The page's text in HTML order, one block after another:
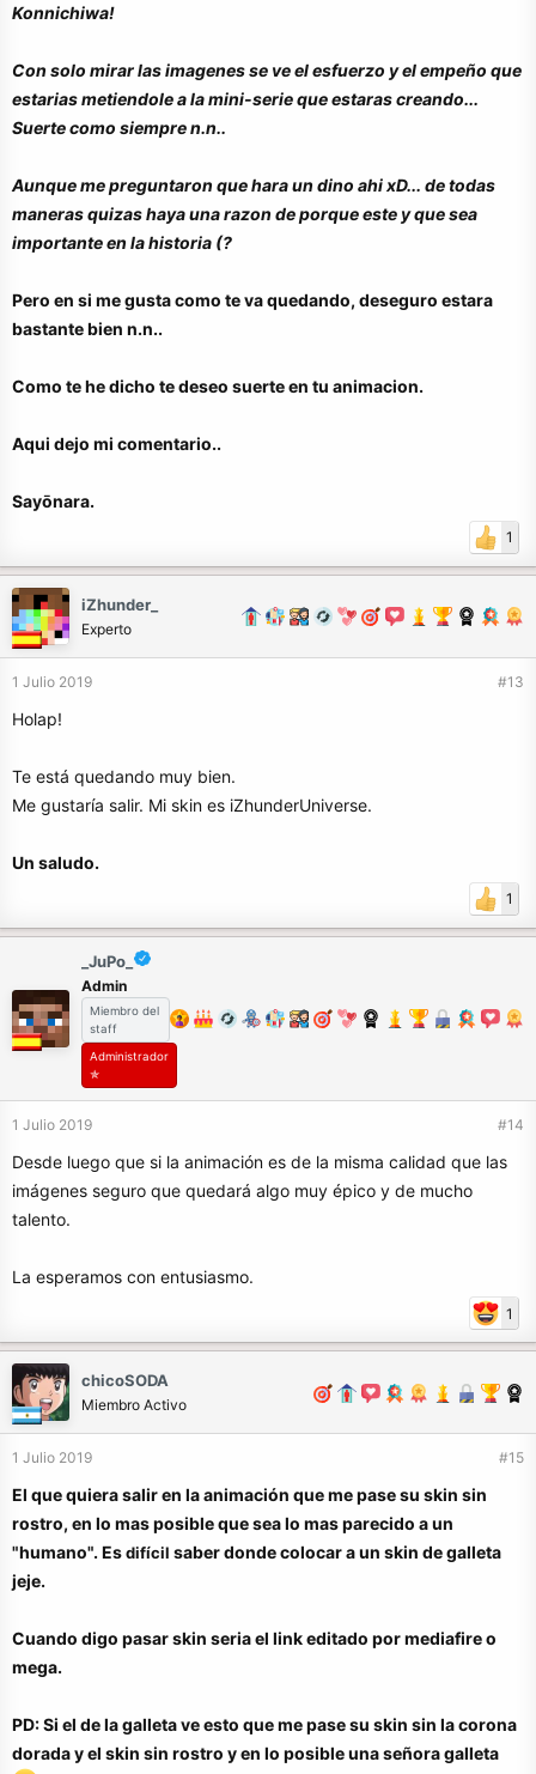
Konnichiwa!
Con solo mirar las imagenes se ve el esfuerzo y el empeño que
estarias metiendole a la mini-serie que estaras creando...
Suerte como siempre n.n..
Aunque me preguntaron que hara un dino ahi xD... de todas
maneras quizas haya una razon de porque este y que sea
importante en la historia (?
Pero en si me gusta como te va quedando, deseguro estara
bastante bien n.n..
Como te he dicho te deseo suerte en tu animacion.
Aqui dejo mi comentario..
Sayōnara.
1
iZhunder_
Experto
1 Julio 2019 #13
Holap!
Te está quedando muy bien.
Me gustaría salir. Mi skin es iZhunderUniverse.
Un saludo.
1
_JuPo_
Admin
Miembro del
staff
Administrador
✯
1 Julio 2019 #14
Desde luego que si la animación es de la misma calidad que las
imágenes seguro que quedará algo muy épico y de mucho
talento.
La esperamos con entusiasmo.
1
chicoSODA
Miembro Activo
1 Julio 2019 #15
El que quiera salir en la animación que me pase su skin sin
rostro, en lo mas posible que sea lo mas parecido a un
"humano". Esdifícil saber donde colocar a un skin de galleta
jeje.
Cuando digo pasar skin seria el link editado por mediafire o
mega.
PD: Si el de la galleta ve esto que me pase su skin sin la corona
dorada y el skin sin rostro y en lo posible una señora galleta